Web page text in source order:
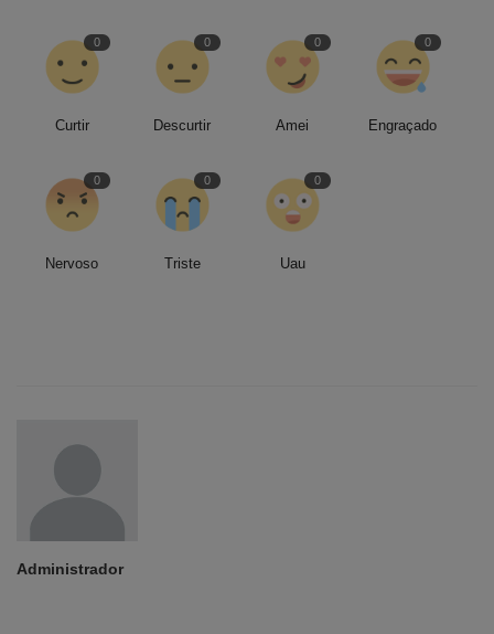
0
Curtir
0
Descurtir
0
Amei
0
Engraçado
0
Nervoso
0
Triste
0
Uau
Administrador